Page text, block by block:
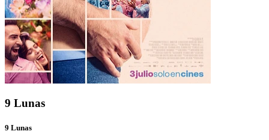
9 Lunas
9 Lunas